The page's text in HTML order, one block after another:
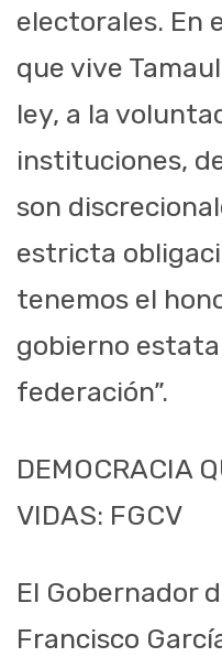
electorales. En
que vive
ley, a la
instituciones,
son
estricta
tenemos el
gobierno
federación”.
DEMOCRACIA
VIDAS: FGCV
El Gobernador
Francisco